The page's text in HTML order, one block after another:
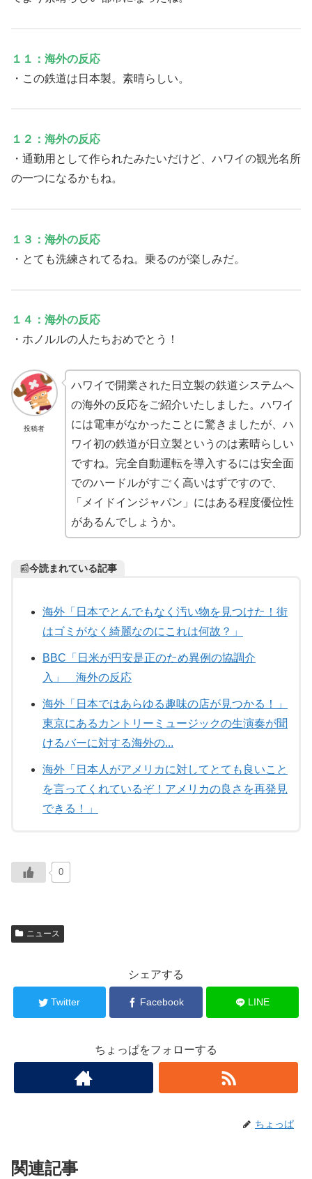
１１：海外の反応
・この鉄道は日本製。素晴らしい。
１２：海外の反応
・通勤用として作られたみたいだけど、ハワイの観光名所
の一つになるかもね。
１３：海外の反応
・とても洗練されてるね。乗るのが楽しみだ。
１４：海外の反応
・ホノルルの人たちおめでとう！
投稿者
ハワイで開業された日立製の鉄道システムへ
の海外の反応をご紹介いたしました。ハワイ
には電車がなかったことに驚きましたが、ハ
ワイ初の鉄道が日立製というのは素晴らしい
ですね。完全自動運転を導入するには安全面
でのハードルがすごく高いはずですので、
「メイドインジャパン」にはある程度優位性
があるんでしょうか。
📰今読まれている記事
海外「日本でとんでもなく汚い物を見つけた！街
はゴミがなく綺麗なのにこれは何故？」
BBC「日米が円安是正のため異例の協調介
入」 海外の反応
海外「日本ではあらゆる趣味の店が見つかる！」
東京にあるカントリーミュージックの生演奏が聞
けるバーに対する海外の...
海外「日本人がアメリカに対してとても良いこと
を言ってくれているぞ！アメリカの良さを再発見
できる！」
0
ニュース
シェアする
Twitter Facebook LINE
ちょっぱをフォローする
ちょっぱ
関連記事